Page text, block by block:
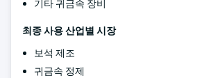
기타 귀금속 장비
최종 사용 산업별 시장
보석 제조
귀금속 정제